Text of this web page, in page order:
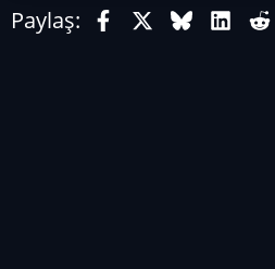
Paylaş: FacebookX (Twitter)
Bluesky